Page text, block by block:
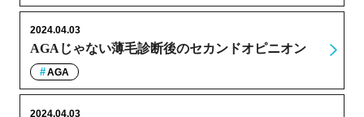
AGAじゃない薄毛診断後のセカンドオピニオン
2024.04.03
AGA
2024.04.03